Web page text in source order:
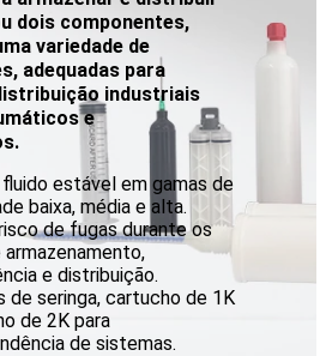
dois componentes,
variedade de
adequadas para
industriais
e
estável em gamas de
baixa, média e alta.
de fugas durante os
e distribuição.
de seringa, cartucho de 1K
de 2K para
de sistemas.